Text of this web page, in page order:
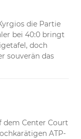
die Partie
bei 40:0 bringt
doch
souverän das
dem Center Court
ATP-